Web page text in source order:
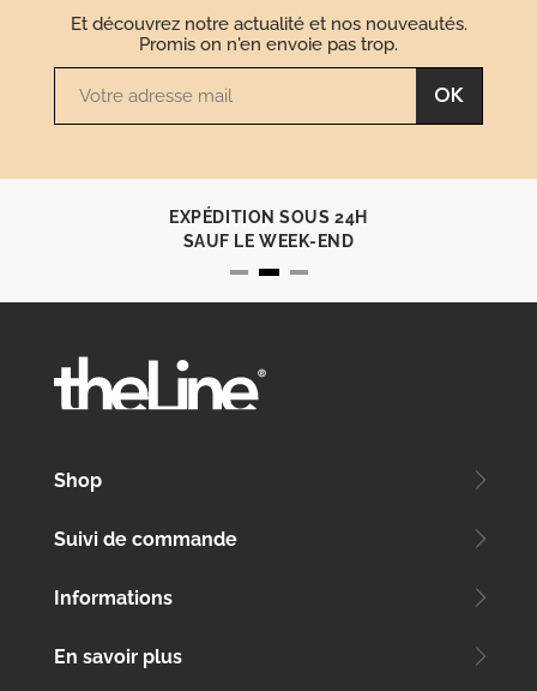
Et découvrez notre actualité et nos nouveautés.
Promis on n'en envoie pas trop.
OK
EXPÉDITION SOUS 24H
SAUF LE WEEK-END
Shop
Suivi de commande
Informations
En savoir plus